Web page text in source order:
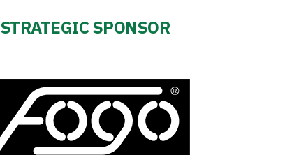
STRATEGIC SPONSOR